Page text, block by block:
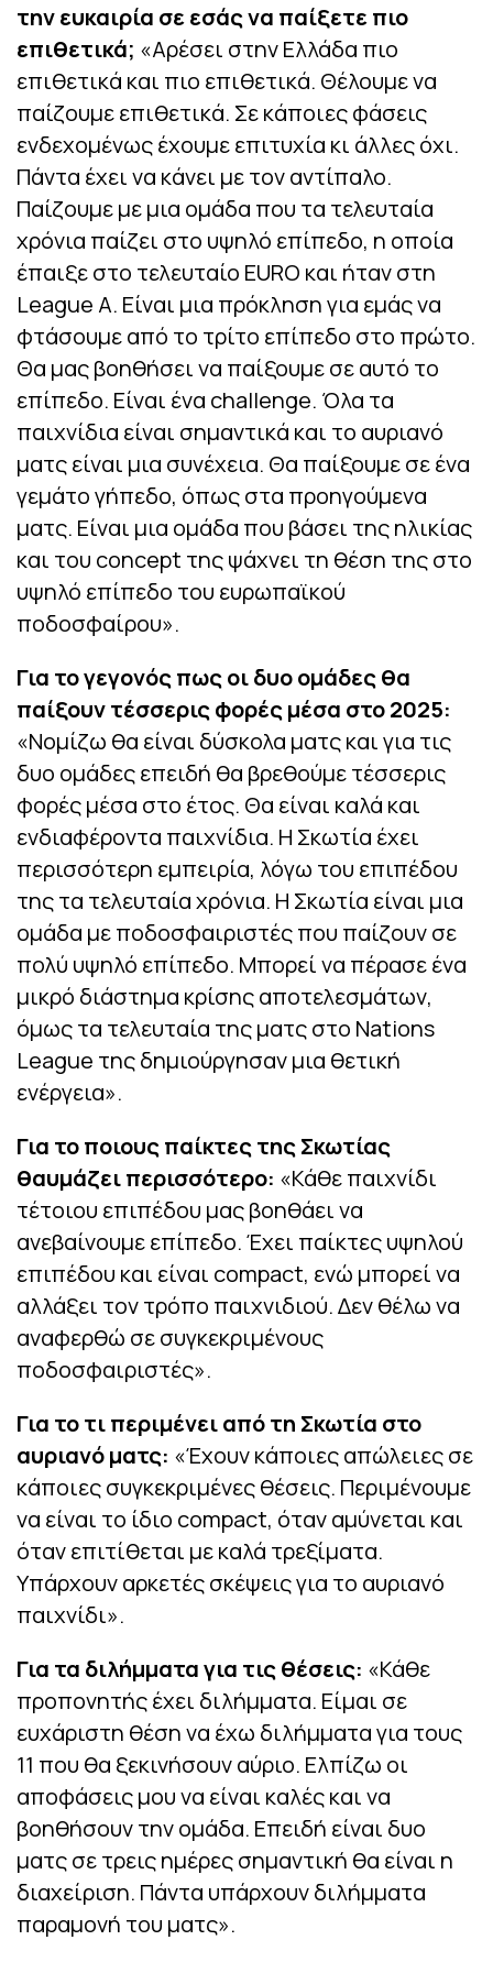
την ευκαιρία σε εσάς να παίξετε πιο
επιθετικά; «Αρέσει στην Ελλάδα πιο
επιθετικά και πιο επιθετικά. Θέλουμε να
παίζουμε επιθετικά. Σε κάποιες φάσεις
ενδεχομένως έχουμε επιτυχία κι άλλες όχι.
Πάντα έχει να κάνει με τον αντίπαλο.
Παίζουμε με μια ομάδα που τα τελευταία
χρόνια παίζει στο υψηλό επίπεδο, η οποία
έπαιξε στο τελευταίο EURO και ήταν στη
League A. Είναι μια πρόκληση για εμάς να
φτάσουμε από το τρίτο επίπεδο στο πρώτο.
Θα μας βοηθήσει να παίξουμε σε αυτό το
επίπεδο. Είναι ένα challenge. Όλα τα
παιχνίδια είναι σημαντικά και το αυριανό
ματς είναι μια συνέχεια. Θα παίξουμε σε ένα
γεμάτο γήπεδο, όπως στα προηγούμενα
ματς. Είναι μια ομάδα που βάσει της ηλικίας
και του concept της ψάχνει τη θέση της στο
υψηλό επίπεδο του ευρωπαϊκού
ποδοσφαίρου».
Για το γεγονός πως οι δυο ομάδες θα
παίξουν τέσσερις φορές μέσα στο 2025:
«Νομίζω θα είναι δύσκολα ματς και για τις
δυο ομάδες επειδή θα βρεθούμε τέσσερις
φορές μέσα στο έτος. Θα είναι καλά και
ενδιαφέροντα παιχνίδια. Η Σκωτία έχει
περισσότερη εμπειρία, λόγω του επιπέδου
της τα τελευταία χρόνια. Η Σκωτία είναι μια
ομάδα με ποδοσφαιριστές που παίζουν σε
πολύ υψηλό επίπεδο. Μπορεί να πέρασε ένα
μικρό διάστημα κρίσης αποτελεσμάτων,
όμως τα τελευταία της ματς στο Nations
League της δημιούργησαν μια θετική
ενέργεια».
Για το ποιους παίκτες της Σκωτίας
θαυμάζει περισσότερο: «Κάθε παιχνίδι
τέτοιου επιπέδου μας βοηθάει να
ανεβαίνουμε επίπεδο. Έχει παίκτες υψηλού
επιπέδου και είναι compact, ενώ μπορεί να
αλλάξει τον τρόπο παιχνιδιού. Δεν θέλω να
αναφερθώ σε συγκεκριμένους
ποδοσφαιριστές».
Για το τι περιμένει από τη Σκωτία στο
αυριανό ματς: «Έχουν κάποιες απώλειες σε
κάποιες συγκεκριμένες θέσεις. Περιμένουμε
να είναι το ίδιο compact, όταν αμύνεται και
όταν επιτίθεται με καλά τρεξίματα.
Υπάρχουν αρκετές σκέψεις για το αυριανό
παιχνίδι».
Για τα διλήμματα για τις θέσεις: «Κάθε
προπονητής έχει διλήμματα. Είμαι σε
ευχάριστη θέση να έχω διλήμματα για τους
11 που θα ξεκινήσουν αύριο. Ελπίζω οι
αποφάσεις μου να είναι καλές και να
βοηθήσουν την ομάδα. Επειδή είναι δυο
ματς σε τρεις ημέρες σημαντική θα είναι η
διαχείριση. Πάντα υπάρχουν διλήμματα
παραμονή του ματς».